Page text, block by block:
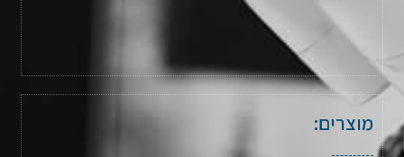
מוצרים: